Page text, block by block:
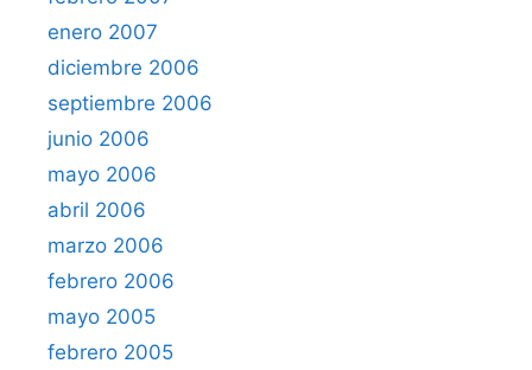
enero 2007
diciembre 2006
septiembre 2006
junio 2006
mayo 2006
abril 2006
marzo 2006
febrero 2006
mayo 2005
febrero 2005